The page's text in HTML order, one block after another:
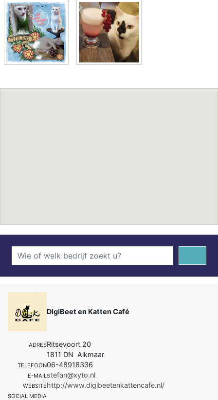
DigiBeet en Katten Café
ADRESRitsevoort 20
1811 DN Alkmaar
TELEFOON06-48918336
E-MAIL stefan@xyto.nl
WEBSITEhttp://www.digibeetenkattencafe.nl/
SOCIAL MEDIA